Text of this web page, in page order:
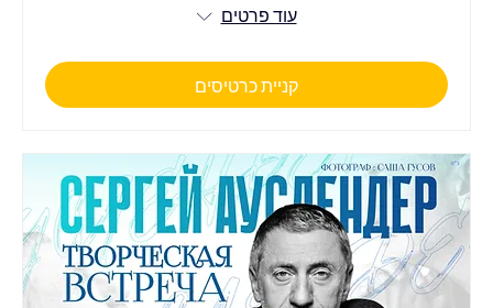
עוד פרטים
קניית כרטיסים